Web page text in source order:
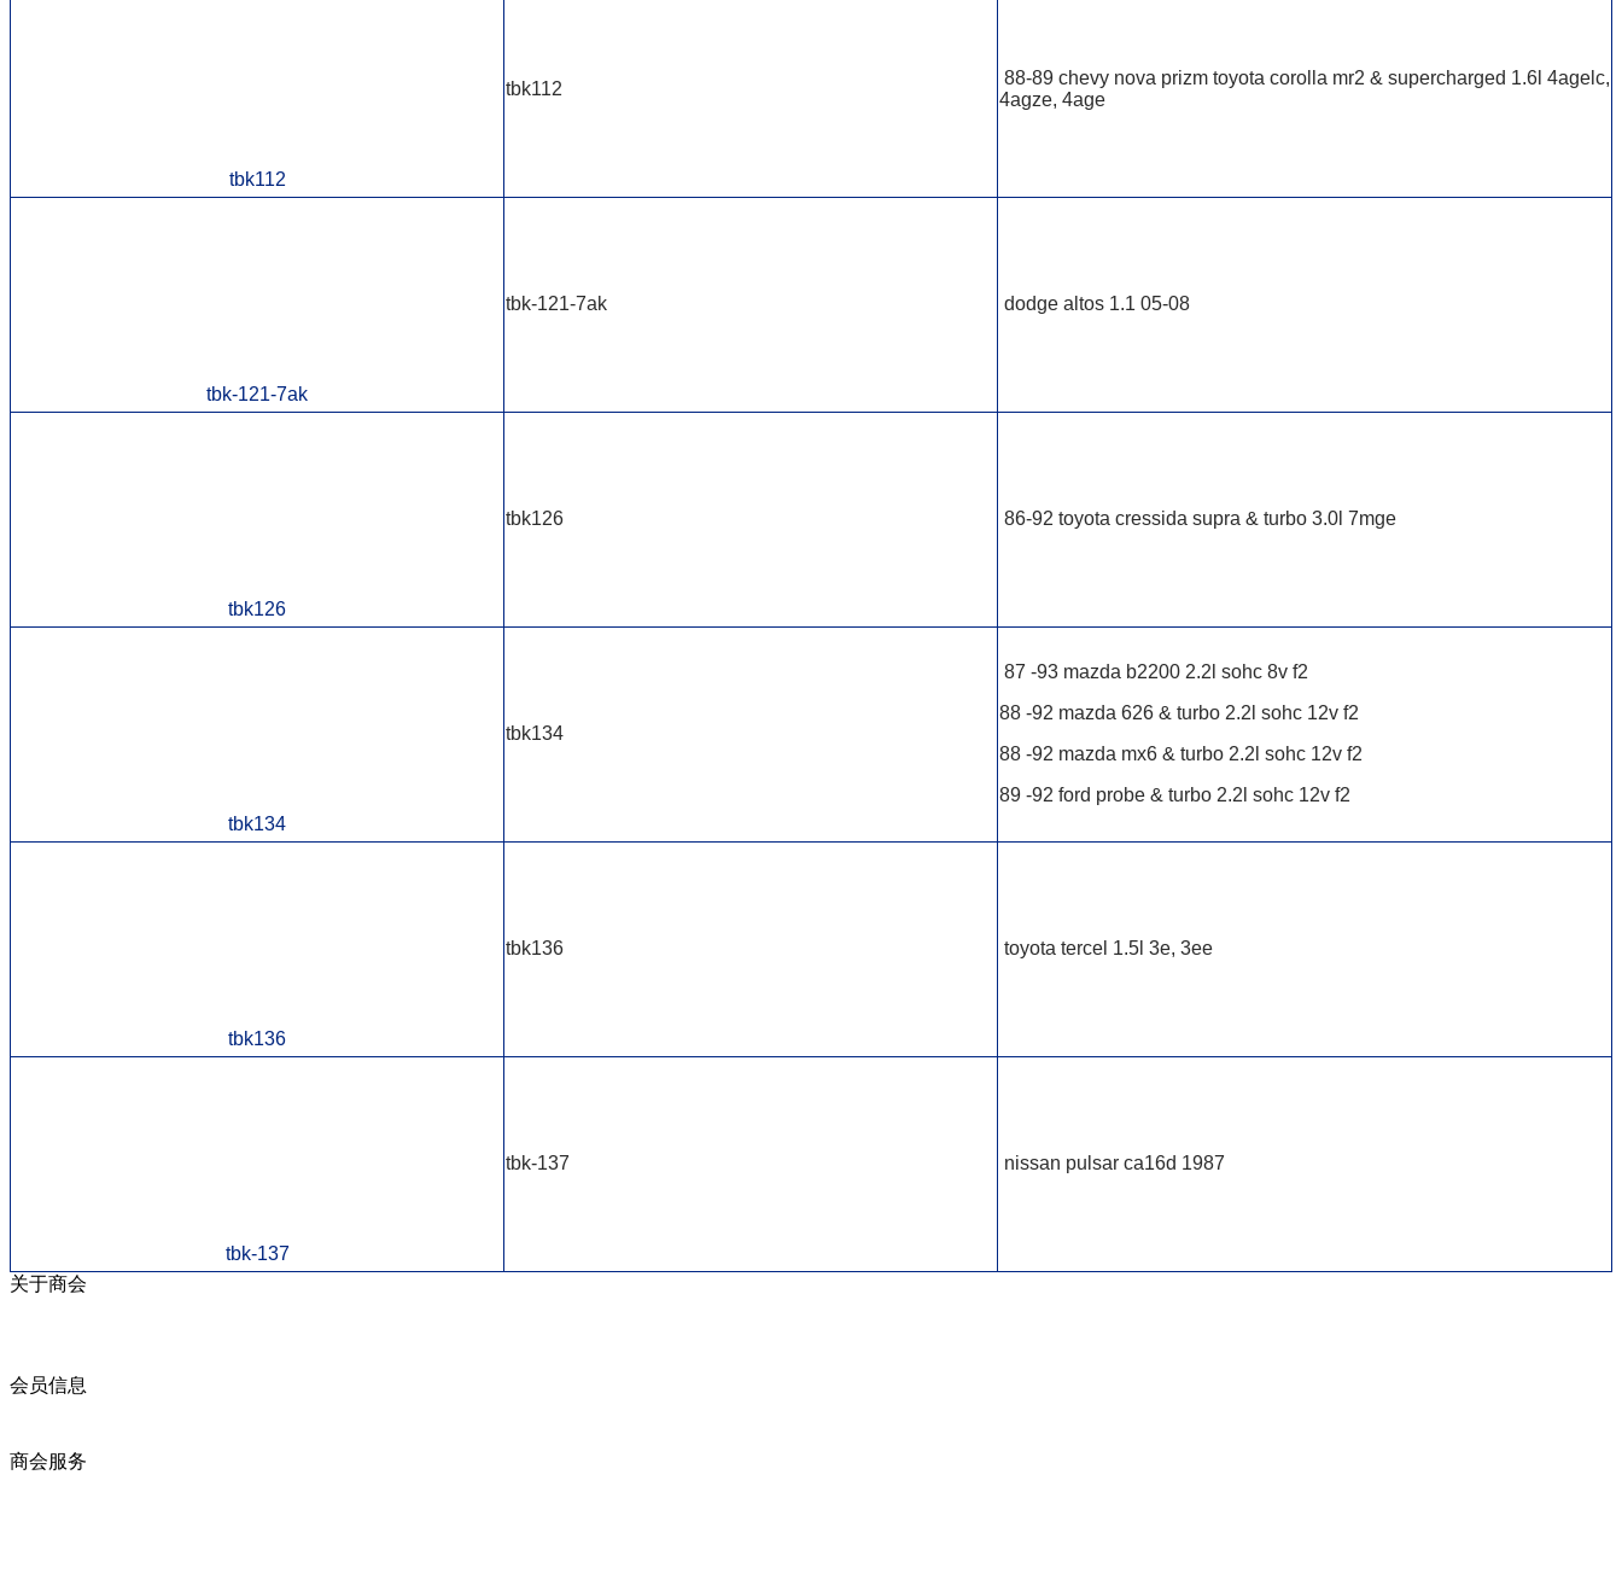
tbk112
tbk112
88-89 chevy nova prizm toyota corolla mr2 & supercharged 1.6l 4agelc,
4agze, 4age
tbk-121-7ak
tbk-121-7ak dodge altos 1.1 05-08
tbk126
tbk126 86-92 toyota cressida supra & turbo 3.0l 7mge
tbk134
tbk134
87 -93 mazda b2200 2.2l sohc 8v f2
88 -92 mazda 626 & turbo 2.2l sohc 12v f2
88 -92 mazda mx6 & turbo 2.2l sohc 12v f2
89 -92 ford probe & turbo 2.2l sohc 12v f2
tbk136
tbk136 toyota tercel 1.5l 3e, 3ee
tbk-137
tbk-137 nissan pulsar ca16d 1987
关于商会
会员信息
商会服务